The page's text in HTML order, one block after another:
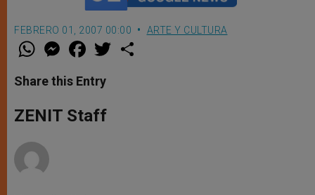
FEBRERO 01, 2007 00:00 ARTE Y CULTURA
W
t
s
p
p
M
e
s
e
g
e
F
a
e
b
o
k
w
Share this Entry
ZENIT Staff